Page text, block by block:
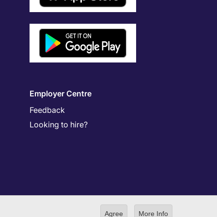
Employer Centre
Feedback
Looking to hire?
Agree More Info